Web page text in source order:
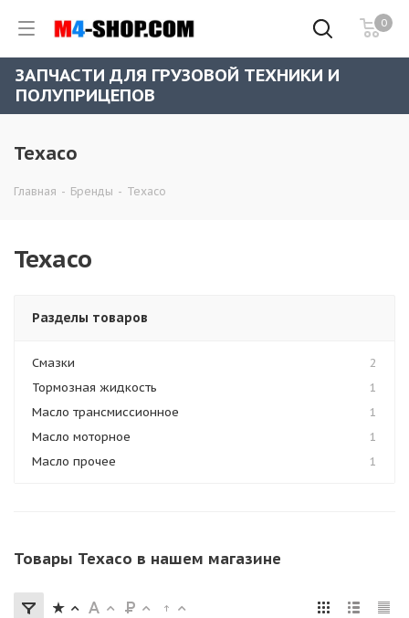
0
ЗАПЧАСТИ ДЛЯ ГРУЗОВОЙ ТЕХНИКИ И
ПОЛУПРИЦЕПОВ
Texaco
Главная - Бренды - Texaco
Texaco
Разделы товаров
Смазки
2
Тормозная жидкость
1
Масло трансмиссионное
1
Масло моторное
1
Масло прочее
1
Товары Texaco в нашем магазине